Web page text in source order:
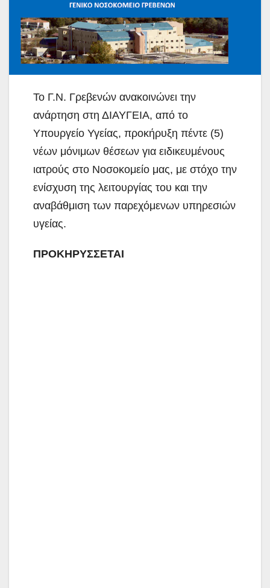
Το Γ.Ν. Γρεβενών ανακοινώνει την
ανάρτηση στη ΔΙΑΥΓΕΙΑ, από το
Υπουργείο Υγείας, προκήρυξη πέντε (5)
νέων μόνιμων θέσεων για ειδικευμένους
ιατρούς στο Νοσοκομείο μας, με στόχο την
ενίσχυση της λειτουργίας του και την
αναβάθμιση των παρεχόμενων υπηρεσιών
υγείας.
ΠΡΟΚΗΡΥΣΣΕΤΑΙ